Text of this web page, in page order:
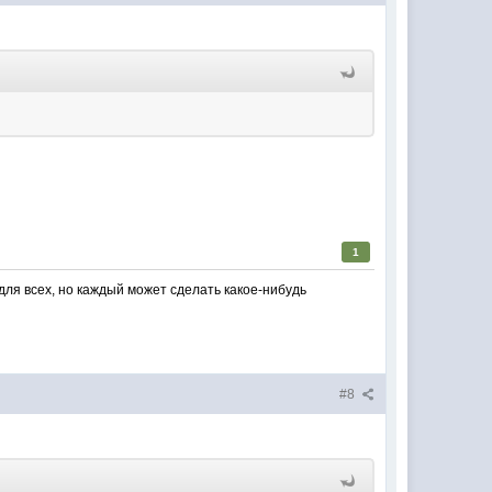
1
всех, но каждый может сделать какое-нибудь
#8